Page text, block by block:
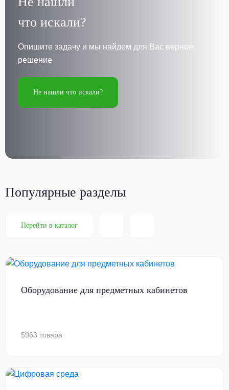
что искали?
Опишите задачу и мы найдем для Вас верное
решение
Не нашли что искали?
Популярные разделы
Перейти в каталог
Оборудование для предметных кабинетов
5963 товара